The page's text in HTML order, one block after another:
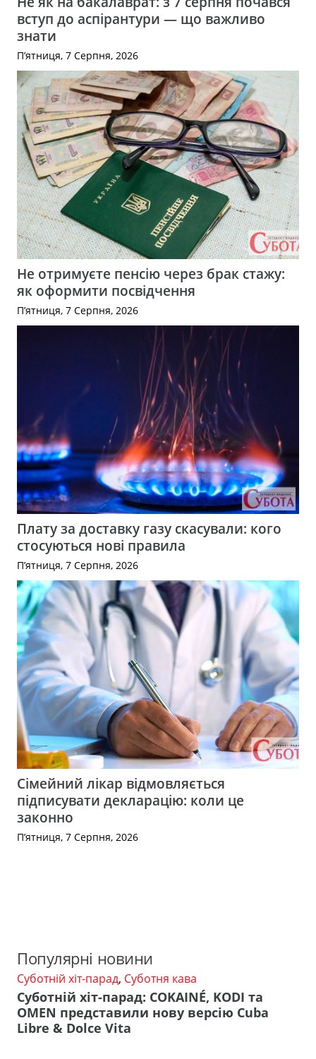
вступ до аспірантури — що важливо
знати
П’ятниця, 7 Серпня, 2026
Не отримуєте пенсію через брак стажу:
як оформити посвідчення
П’ятниця, 7 Серпня, 2026
Плату за доставку газу скасували: кого
стосуються нові правила
П’ятниця, 7 Серпня, 2026
Сімейний лікар відмовляється
підписувати декларацію: коли це
законно
П’ятниця, 7 Серпня, 2026
Популярні новини
Суботній хіт-парад, Суботня кава
Суботній хіт-парад: COKAINÉ, KODI та
OMEN представили нову версію Cuba
Libre & Dolce Vita